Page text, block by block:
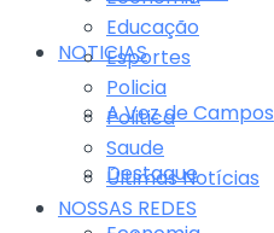
NOTICIAS
A Voz de Campos
Destaque
Educação
Esportes
Policia
Politica
Saude
Últimas Notícias
NOSSAS REDES